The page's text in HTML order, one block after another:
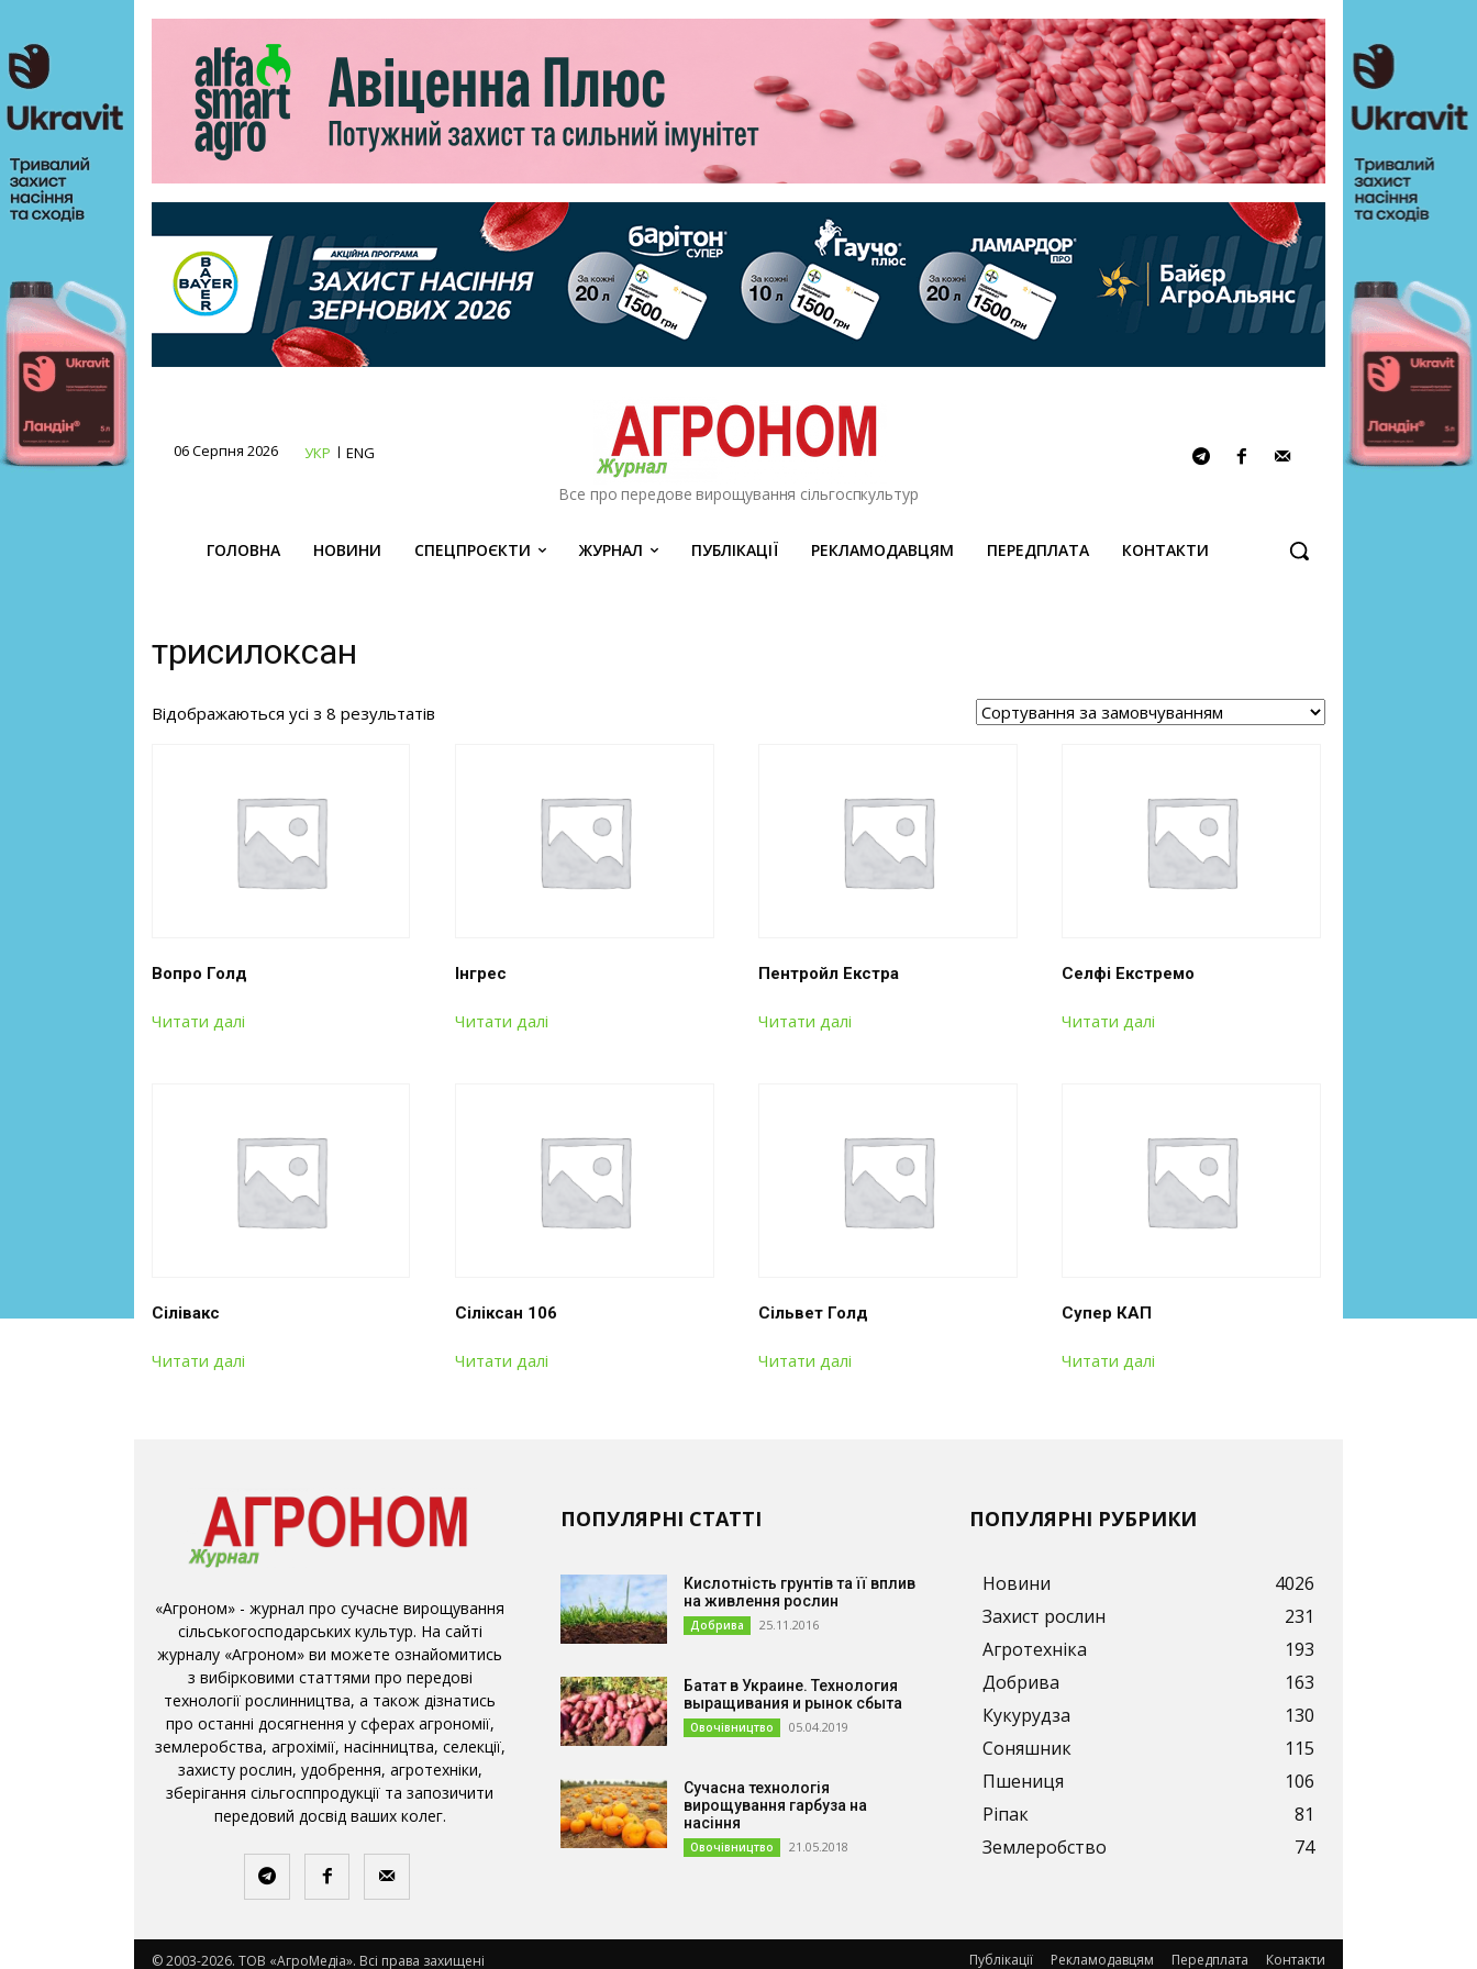
06 Серпня 2026 УКР ENG
Все про передове вирощування сільгоспкультур
ГОЛОВНА НОВИНИ СПЕЦПРОЄКТИ ЖУРНАЛ ПУБЛІКАЦІЇ РЕКЛАМОДАВЦЯМ ПЕРЕДПЛАТА КОНТАКТИ
трисилоксан
Відображаються усі з 8 результатів
Вопро Голд
Читати далі
Інгрес
Читати далі
Пентройл Екстра
Читати далі
Селфі Екстремо
Читати далі
Сілівакс
Читати далі
Сіліксан 106
Читати далі
Сільвет Голд
Читати далі
Супер КАП
Читати далі
«Агроном» - журнал про сучасне вирощування
сільськогосподарських культур. На сайті
журналу «Агроном» ви можете ознайомитись
з вибірковими статтями про передові
технології рослинництва, а також дізнатись
про останні досягнення у сферах агрономії,
землеробства, агрохімії, насінництва, селекції,
захисту рослин, удобрення, агротехніки,
зберігання сільгосппродукції та запозичити
передовий досвід ваших колег.
ПОПУЛЯРНІ СТАТТІ
Кислотність грунтів та її вплив
на живлення рослин
Добрива 25.11.2016
Батат в Украине. Технология
выращивания и рынок сбыта
Овочівництво 05.04.2019
Сучасна технологія
вирощування гарбуза на
насіння
Овочівництво 21.05.2018
ПОПУЛЯРНІ РУБРИКИ
Новини
4026
Захист рослин
231
Агротехніка
193
Добрива
163
Кукурудза
130
Соняшник
115
Пшениця
106
Ріпак
81
Землеробство
74
© 2003-2026. ТОВ «АгроМедіа». Всі права захищені Публікації Рекламодавцям Передплата Контакти